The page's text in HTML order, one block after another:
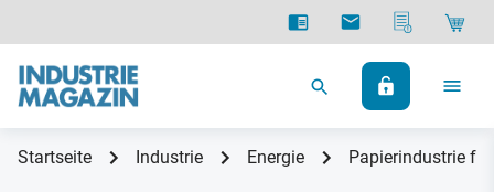
Startseite Industrie Energie Papierindustrie